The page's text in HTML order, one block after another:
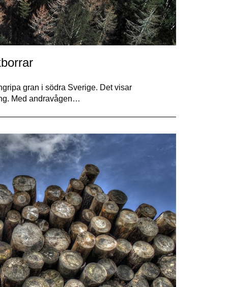
gran i södra Sverige. Det visar
Med andravågen…